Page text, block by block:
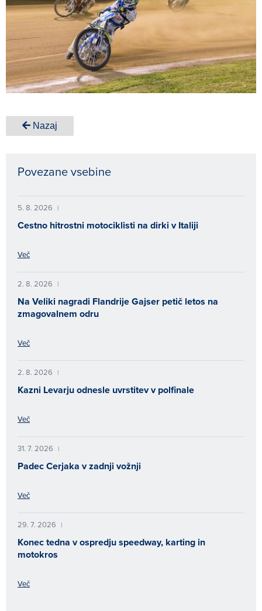
Nazaj
Povezane vsebine
5. 8. 2026 |
Cestno hitrostni motociklisti na dirki v Italiji
Več
2. 8. 2026 |
Na Veliki nagradi Flandrije Gajser petič letos na
zmagovalnem odru
Več
2. 8. 2026 |
Kazni Levarju odnesle uvrstitev v polfinale
Več
31. 7. 2026 |
Padec Cerjaka v zadnji vožnji
Več
29. 7. 2026 |
Konec tedna v ospredju speedway, karting in
motokros
Več